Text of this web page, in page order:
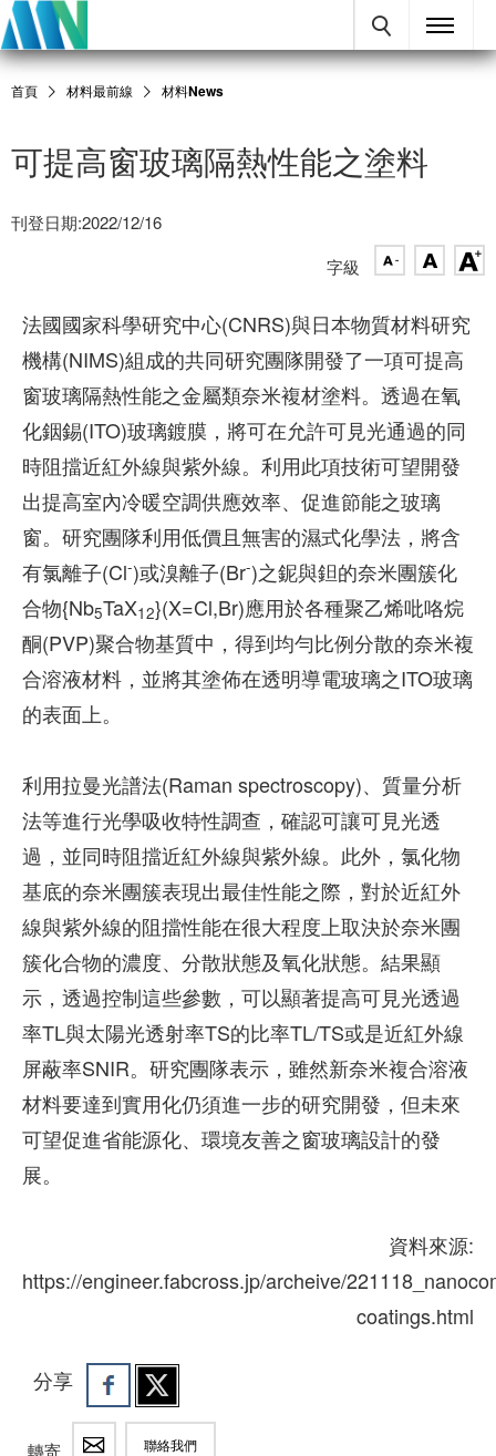
首頁 材料最前線 材料News
可提高窗玻璃隔熱性能之塗料
刊登日期:2022/12/16
字級
法國國家科學研究中心(CNRS)與日本物質材料研究
機構(NIMS)組成的共同研究團隊開發了一項可提高
窗玻璃隔熱性能之金屬類奈米複材塗料。透過在氧
化銦錫(ITO)玻璃鍍膜，將可在允許可見光通過的同
時阻擋近紅外線與紫外線。利用此項技術可望開發
出提高室內冷暖空調供應效率、促進節能之玻璃
窗。研究團隊利用低價且無害的濕式化學法，將含
有氯離子(Cl-)或溴離子(Br-)之鈮與鉭的奈米團簇化
合物{Nb5TaX12}(X=Cl,Br)應用於各種聚乙烯吡咯烷
酮(PVP)聚合物基質中，得到均勻比例分散的奈米複
合溶液材料，並將其塗佈在透明導電玻璃之ITO玻璃
的表面上。
利用拉曼光譜法(Raman spectroscopy)、質量分析
法等進行光學吸收特性調查，確認可讓可見光透
過，並同時阻擋近紅外線與紫外線。此外，氯化物
基底的奈米團簇表現出最佳性能之際，對於近紅外
線與紫外線的阻擋性能在很大程度上取決於奈米團
簇化合物的濃度、分散狀態及氧化狀態。結果顯
示，透過控制這些參數，可以顯著提高可見光透過
率TL與太陽光透射率TS的比率TL/TS或是近紅外線
屏蔽率SNIR。研究團隊表示，雖然新奈米複合溶液
材料要達到實用化仍須進一步的研究開發，但未來
可望促進省能源化、環境友善之窗玻璃設計的發
展。
資料來源:
https://engineer.fabcross.jp/archeive/
coatings.html
分享
轉寄 聯絡我們